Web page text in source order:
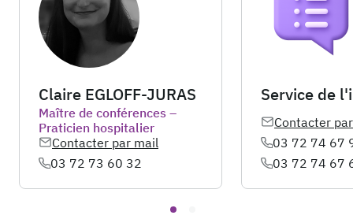
Claire EGLOFF-JURAS
Maître de conférences –
Praticien hospitalier
Contacter par mail
03 72 73 60 32
Service de
Contacter
03 72 74 67
03 72 74 67